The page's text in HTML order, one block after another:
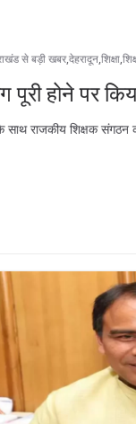
से बड़ी खबर,देहरादून,शिक्षा,
पूरी होने पर
साथ राजकीय शिक्षक संगठन